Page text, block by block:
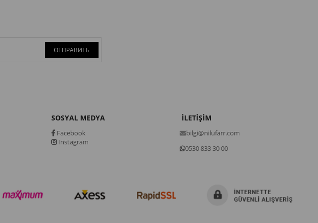
ОТПРАВИТЬ
SOSYAL MEDYA
Facebook
Instagram
İLETİŞİM
bilgi@nilufarr.com
0530 833 30 00